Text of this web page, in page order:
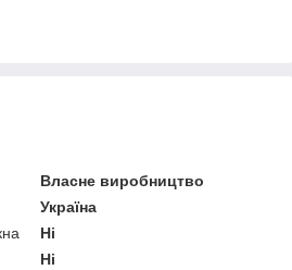
Власне виробництво
Україна
Ні
Ні